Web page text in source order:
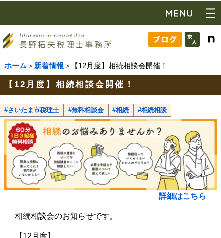
ホーム ＞ 新着情報 ＞【12月度】相続相談会開催！
【12月度】相続相談会開催！
#さいたま市税理士 #無料相談会 #相続 #相続相談
詳細はこちら
相続相談会のお知らせです。
【12月度】